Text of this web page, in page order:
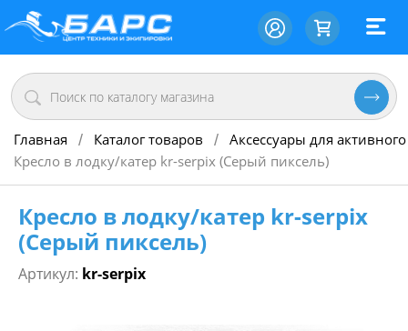
Главная / Каталог товаров / Аксессуары для
Кресло в лодку/катер kr-serpix (Серый пиксель)
Кресло в лодку/катер kr-serpix
(Серый пиксель)
Артикул: kr-serpix